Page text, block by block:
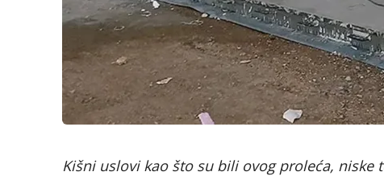
Kišni uslovi kao što su bili ovog proleća,